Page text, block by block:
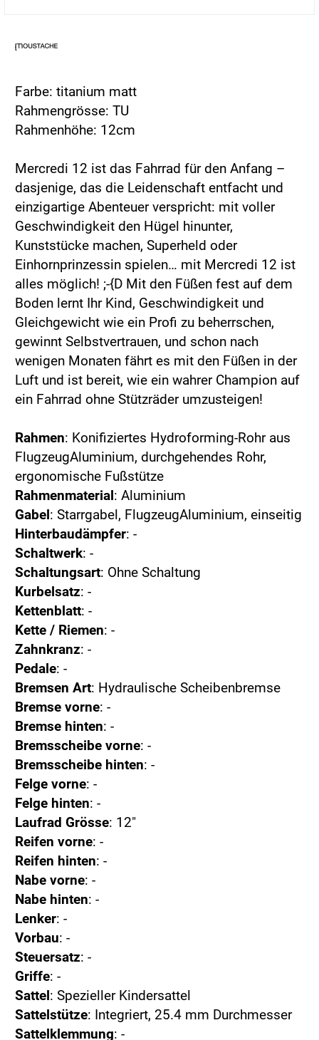
Farbe: titanium matt
Rahmengrösse: TU
Rahmenhöhe: 12cm
Mercredi 12 ist das Fahrrad für den Anfang –
dasjenige, das die Leidenschaft entfacht und
einzigartige Abenteuer verspricht: mit voller
Geschwindigkeit den Hügel hinunter,
Kunststücke machen, Superheld oder
Einhornprinzessin spielen… mit Mercredi 12 ist
alles möglich! ;-{D Mit den Füßen fest auf dem
Boden lernt Ihr Kind, Geschwindigkeit und
Gleichgewicht wie ein Profi zu beherrschen,
gewinnt Selbstvertrauen, und schon nach
wenigen Monaten fährt es mit den Füßen in der
Luft und ist bereit, wie ein wahrer Champion auf
ein Fahrrad ohne Stützräder umzusteigen!
Rahmen: Konifiziertes Hydroforming-Rohr aus
FlugzeugAluminium, durchgehendes Rohr,
ergonomische Fußstütze
Rahmenmaterial: Aluminium
Gabel: Starrgabel, FlugzeugAluminium, einseitig
Hinterbaudämpfer: -
Schaltwerk: -
Schaltungsart: Ohne Schaltung
Kurbelsatz: -
Kettenblatt: -
Kette / Riemen: -
Zahnkranz: -
Pedale: -
Bremsen Art: Hydraulische Scheibenbremse
Bremse vorne: -
Bremse hinten: -
Bremsscheibe vorne: -
Bremsscheibe hinten: -
Felge vorne: -
Felge hinten: -
Laufrad Grösse: 12"
Reifen vorne: -
Reifen hinten: -
Nabe vorne: -
Nabe hinten: -
Lenker: -
Vorbau: -
Steuersatz: -
Griffe: -
Sattel: Spezieller Kindersattel
Sattelstütze: Integriert, 25.4 mm Durchmesser
Sattelklemmung: -